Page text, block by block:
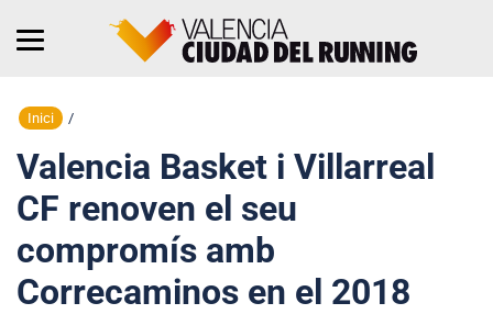
Inici /
Valencia Basket i Villarreal
CF renoven el seu
compromís amb
Correcaminos en el 2018